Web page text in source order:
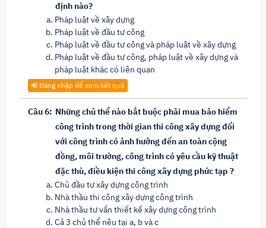
định nào?
Pháp luật về xây dựng
Pháp luật về đầu tư công
Pháp luật về đầu tư công và pháp luật về xây dựng
Pháp luật về đầu tư công, pháp luật về xây dựng và
pháp luật khác có liên quan
Đăng nhập để xem kết quả
Câu 6: Những chủ thể nào bắt buộc phải mua bảo hiểm
công trình trong thời gian thi công xây dựng đối
với công trình có ảnh hưởng đến an toàn cộng
đồng, môi trường, công trình có yêu cầu kỹ thuật
đặc thù, điều kiện thi công xây dựng phức tạp ?
Chủ đầu tư xây dựng công trình
Nhà thầu thi công xây dựng công trình
Nhà thầu tư vấn thiết kế xây dựng công trình
Cả 3 chủ thể nêu tại a, b và c